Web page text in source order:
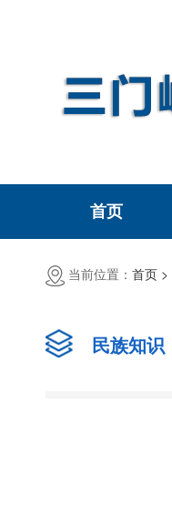
首页
当前位置： 首页 >
民族知识